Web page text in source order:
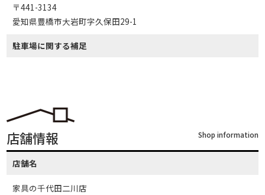
〒441-3134
愛知県豊橋市大岩町字久保田29-1
駐車場に関する補足
店舗情報 Shop information
店舗名
家具の千代田二川店